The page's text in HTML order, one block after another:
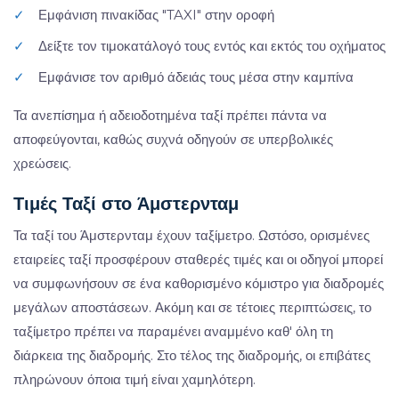
✓
Εμφάνιση πινακίδας "TAXI" στην οροφή
✓
Δείξτε τον τιμοκατάλογό τους εντός και εκτός του οχήματος
✓
Εμφάνισε τον αριθμό άδειάς τους μέσα στην καμπίνα
Τα ανεπίσημα ή αδειοδοτημένα ταξί πρέπει πάντα να
αποφεύγονται, καθώς συχνά οδηγούν σε υπερβολικές
χρεώσεις.
Τιμές Ταξί στο Άμστερνταμ
Τα ταξί του Άμστερνταμ έχουν ταξίμετρο. Ωστόσο, ορισμένες
εταιρείες ταξί προσφέρουν σταθερές τιμές και οι οδηγοί μπορεί
να συμφωνήσουν σε ένα καθορισμένο κόμιστρο για διαδρομές
μεγάλων αποστάσεων. Ακόμη και σε τέτοιες περιπτώσεις, το
ταξίμετρο πρέπει να παραμένει αναμμένο καθ' όλη τη
διάρκεια της διαδρομής. Στο τέλος της διαδρομής, οι επιβάτες
πληρώνουν όποια τιμή είναι χαμηλότερη.